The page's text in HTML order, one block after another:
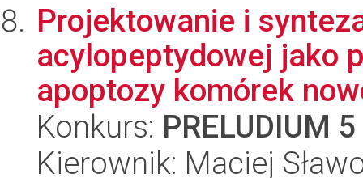
Projektowanie i
acylopeptydowej jako
apoptozy komórek
Konkurs: PRELUDIUM 5
Kierownik: Maciej